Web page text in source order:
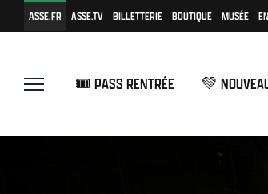
ASSE.FR ASSE.TV BILLETTERIE BOUTIQUE MUSÉE
🎟️ PASS RENTRÉE 💚